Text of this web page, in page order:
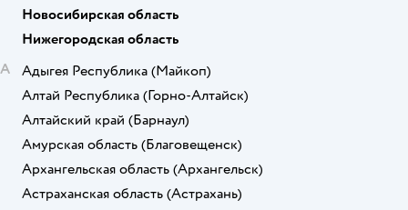
Новосибирская область
Нижегородская область
А
Адыгея Республика (Майкоп)
Алтай Республика (Горно-Алтайск)
Алтайский край (Барнаул)
Амурская область (Благовещенск)
Архангельская область (Архангельск)
Астраханская область (Астрахань)